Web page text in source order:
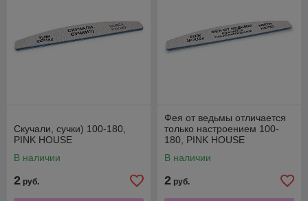
Скучали, сучки) 100-180,
PINK HOUSE
В наличии
2 руб.
Фея от ведьмы отличается
только настроением 100-
180, PINK HOUSE
В наличии
2 руб.